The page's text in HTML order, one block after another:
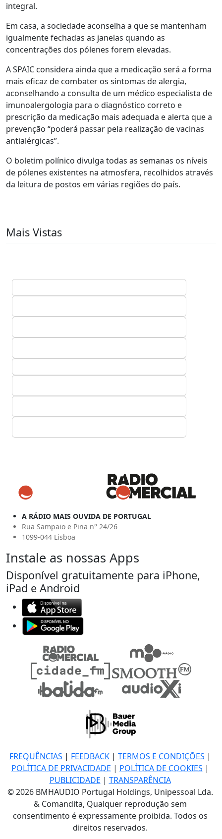
integral.
Em casa, a sociedade aconselha a que se mantenham
igualmente fechadas as janelas quando as
concentrações dos pólenes forem elevadas.
A SPAIC considera ainda que a medicação será a forma
mais eficaz de combater os sintomas de alergia,
aconselhando a consulta de um médico especialista de
imunoalergologia para o diagnóstico correto e
prescrição da medicação mais adequada e alerta que a
prevenção “poderá passar pela realização de vacinas
antialérgicas”.
O boletim polínico divulga todas as semanas os níveis
de pólenes existentes na atmosfera, recolhidos através
da leitura de postos em várias regiões do país.
Mais Vistas
A RÁDIO MAIS OUVIDA DE PORTUGAL
Rua Sampaio e Pina n° 24/26
1099-044 Lisboa
Instale as nossas Apps
Disponível gratuitamente para iPhone,
iPad e Android
FREQUÊNCIAS | FEEDBACK| TERMOS E CONDIÇÕES |
POLÍTICA DE PRIVACIDADE | POLÍTICA DE COOKIES |
PUBLICIDADE | TRANSPARÊNCIA
© 2026 BMHAUDIO Portugal Holdings, Unipessoal Lda.
& Comandita, Qualquer reprodução sem
consentimento é expressamente proibida. Todos os
direitos reservados.